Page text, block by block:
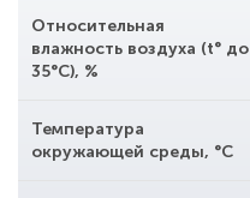
Относительная
влажность воздуха (t° до
35°С), %
Температура
окружающей среды, °С